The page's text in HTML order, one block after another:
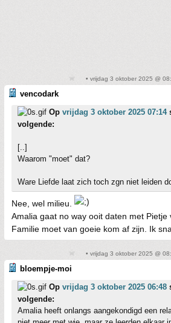
• vrijdag 3 oktober 2025 @
vencodark
Op vrijdag 3 oktober 2025 07:14
volgende:
[..]
Waarom "moet" dat?
Ware Liefde laat zich toch zgn niet leiden
Nee, wel milieu.
Amalia gaat no way ooit daten met Pietje
Familie moet van goeie kom af zijn. Ik
• vrijdag 3 oktober 2025 @
bloempje-moi
Op vrijdag 3 oktober 2025 06:48
volgende:
Amalia heeft onlangs aangekondigd een